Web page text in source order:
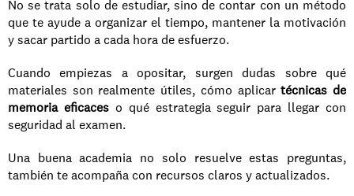
No se trata solo de estudiar, sino de contar con un método
que te ayude a organizar el tiempo, mantener la motivación
y sacar partido a cada hora de esfuerzo.
Cuando empiezas a opositar, surgen dudas sobre qué
materiales son realmente útiles, cómo aplicar técnicas de
memoria eficaces o qué estrategia seguir para llegar con
seguridad al examen.
Una buena academia no solo resuelve estas preguntas,
también te acompaña con recursos claros y actualizados.